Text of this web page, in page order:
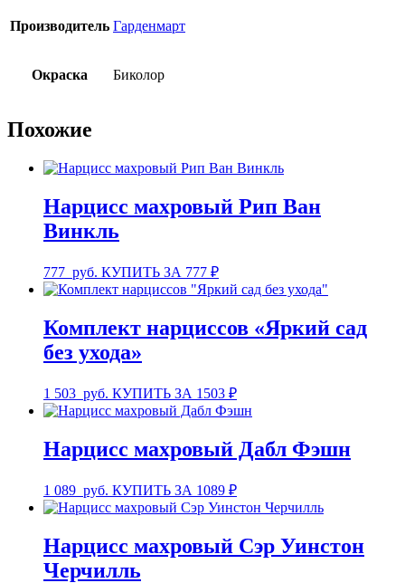
Производитель Гарденмарт
Окраска Биколор
Похожие
Нарцисс махровый Рип Ван
Винкль
777 руб. КУПИТЬ ЗА 777 ₽
Комплект нарциссов «Яркий сад
без ухода»
1 503 руб. КУПИТЬ ЗА 1503 ₽
Нарцисс махровый Дабл Фэшн
1 089 руб. КУПИТЬ ЗА 1089 ₽
Нарцисс махровый Сэр Уинстон
Черчилль